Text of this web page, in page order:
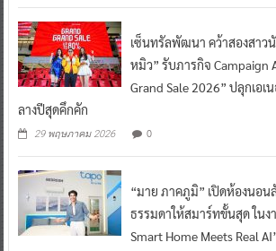
เซ็นทรัลพัฒนา คว้าสองสาว
หมิว” รับภารกิจ Campaign
Grand Sale 2026” ปลุกเอ
ลางปีสุดคึกคัก
29 พฤษภาคม 2026 0
“มาย ภาคภูมิ” เปิดห้องนอน
ธรรมดาให้สมาร์ทขั้นสุด ในง
Smart Home Meets Real